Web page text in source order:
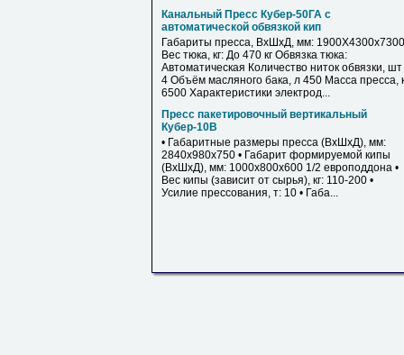
Канальный Пресс Кубер-50ГА с
автоматической обвязкой кип
Габариты пресса, ВхШхД, мм: 1900X4300x7300
Вес тюка, кг: До 470 кг Обвязка тюка:
Автоматическая Количество ниток обвязки, шт
4 Объём масляного бака, л 450 Масса пресса,
6500 Характеристики электрод...
Пресс пакетировочный вертикальный
Кубер-10В
• Габаритные размеры пресса (ВхШхД), мм:
2840х980х750 • Габарит формируемой кипы
(ВхШхД), мм: 1000х800х600 1/2 европоддона •
Вес кипы (зависит от сырья), кг: 110-200 •
Усилие прессования, т: 10 • Габа...